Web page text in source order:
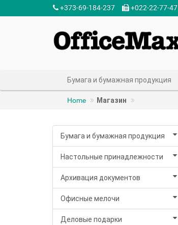
+373-69-184-237‬ +022-22-77-47‬
Бумага и бумажная продукция
Home Магазин
Бумага и бумажная продукция
Настольные принадлежности
Архивация документов
Офисные мелочи
Деловые подарки